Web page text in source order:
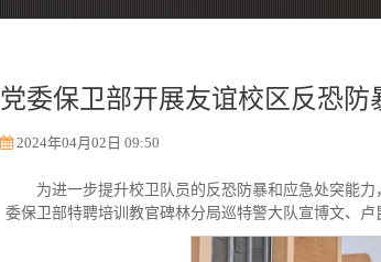
党委保卫部开展友谊校区反恐
2024年04月02日 09:50
为进一步提升校卫队员的反恐防暴和应急处突能
委保卫部特聘培训教官碑林分局巡特警大队宣博文、